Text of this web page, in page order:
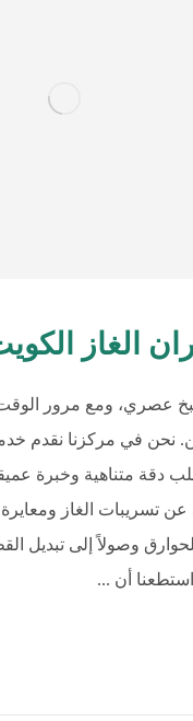
الكويت
عصري، ومع مرور
نحن في مركزنا نقدم
دقة متناهية وخبرة
عن تسريبات الغاز
وصولاً إلى
أن ...